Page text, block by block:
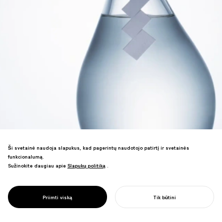
PROJECT
JO-CHU
Dizainas distiliuotų alkoholinių gėrimų,
formavimas pelnė kelis tarptautinius
Ši svetainė naudoja slapukus, kad pagerintų naudotojo patirtį ir svetainės
funkcionalumą.
Sužinokite daugiau apie Slapukų politiką
Slapukų politiką .
Priimti viską Tik būtini